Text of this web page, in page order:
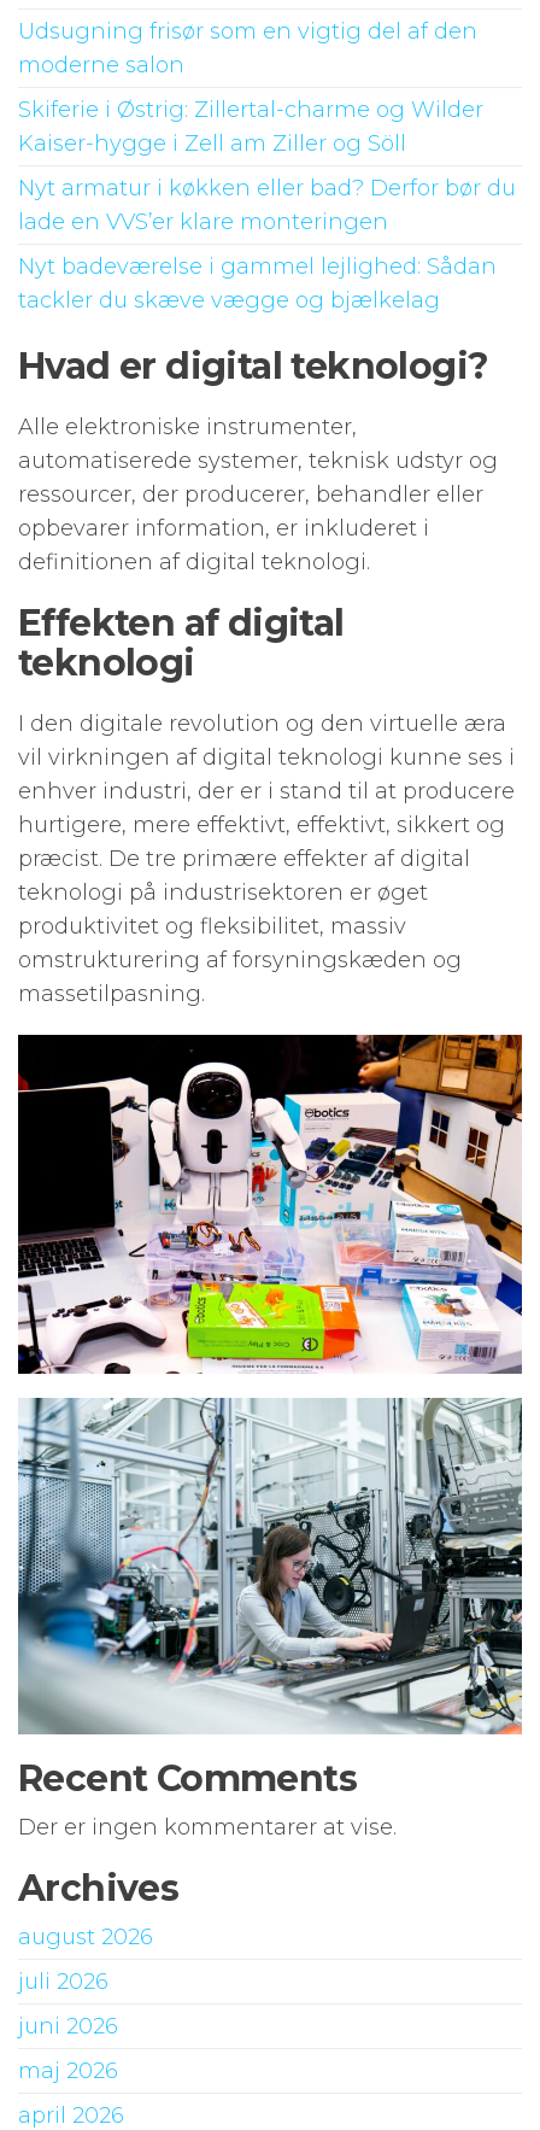
Udsugning frisør som en vigtig del af den
moderne salon
Skiferie i Østrig: Zillertal-charme og Wilder
Kaiser-hygge i Zell am Ziller og Söll
Nyt armatur i køkken eller bad? Derfor bør du
lade en VVS’er klare monteringen
Nyt badeværelse i gammel lejlighed: Sådan
tackler du skæve vægge og bjælkelag
Hvad er digital teknologi?
Alle elektroniske instrumenter,
automatiserede systemer, teknisk udstyr og
ressourcer, der producerer, behandler eller
opbevarer information, er inkluderet i
definitionen af ​​digital teknologi.
Effekten af ​​digital
teknologi
I den digitale revolution og den virtuelle æra
vil virkningen af ​​digital teknologi kunne ses i
enhver industri, der er i stand til at producere
hurtigere, mere effektivt, effektivt, sikkert og
præcist. De tre primære effekter af digital
teknologi på industrisektoren er øget
produktivitet og fleksibilitet, massiv
omstrukturering af forsyningskæden og
massetilpasning.
Recent Comments
Der er ingen kommentarer at vise.
Archives
august 2026
juli 2026
juni 2026
maj 2026
april 2026